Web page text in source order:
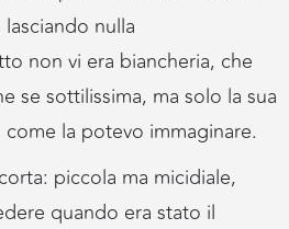
nulla
non vi era biancheria, che
se sottilissima, ma solo la sua
la potevo immaginare.
piccola ma micidiale,
quando era stato il